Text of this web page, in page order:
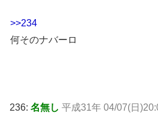
>>234
何そのナバーロ
236: 名無し 平成31年 04/07(日